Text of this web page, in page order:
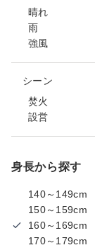
晴れ
雨
強風
シーン
焚火
設営
身長から探す
140～149cm
150～159cm
160～169cm
170～179cm